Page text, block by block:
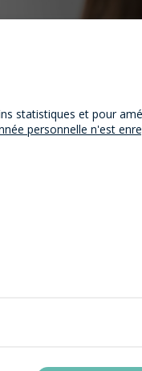
de travail
statistiques et pour
personnelle n'est